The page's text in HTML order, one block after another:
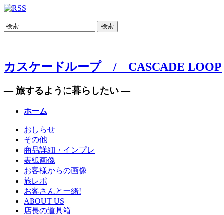
検索
カスケードループ / CASCADE LOOP
— 旅するように暮らしたい —
ホーム
おしらせ
その他
商品詳細・インプレ
表紙画像
お客様からの画像
旅レポ
お客さんと一緒!
ABOUT US
店長の道具箱